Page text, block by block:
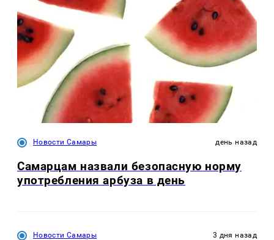
Новости Самары день назад
Самарцам назвали безопасную норму
употребления арбуза в день
Новости Самары 3 дня назад